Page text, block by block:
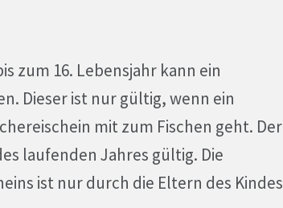
zum 16. Lebensjahr kann ein
Dieser ist nur gültig, wenn ein
mit zum Fischen geht. Der
laufenden Jahres gültig. Die
ist nur durch die Eltern des Kindes